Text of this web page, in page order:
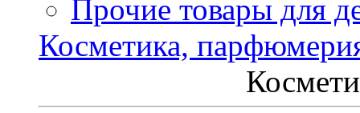
Прочие товары для
Косметика,